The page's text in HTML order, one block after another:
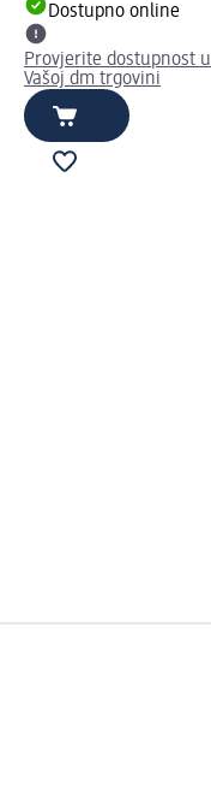
Dostupno online
Provjerite dostupnost u
Vašoj dm trgovini